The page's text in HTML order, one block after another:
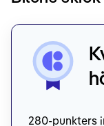
280-punkters